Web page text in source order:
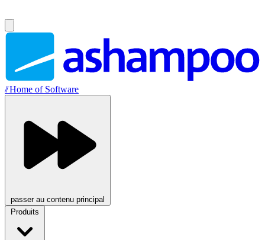
//Home of Software
passer au contenu principal
Produits